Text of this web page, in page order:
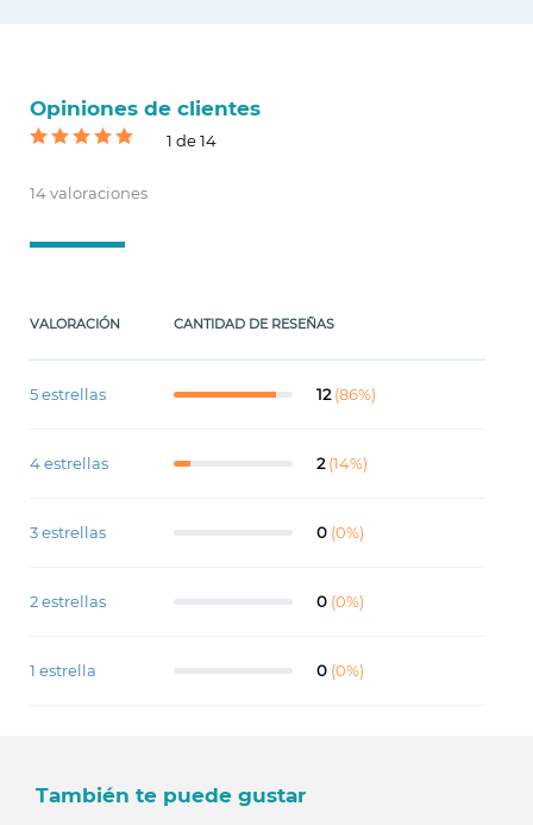
Opiniones de clientes
1 de 14
14 valoraciones
VALORACIÓN CANTIDAD DE RESEÑAS
5 estrellas 12 (86%)
4 estrellas 2 (14%)
3 estrellas 0 (0%)
2 estrellas 0 (0%)
1 estrella 0 (0%)
También te puede gustar